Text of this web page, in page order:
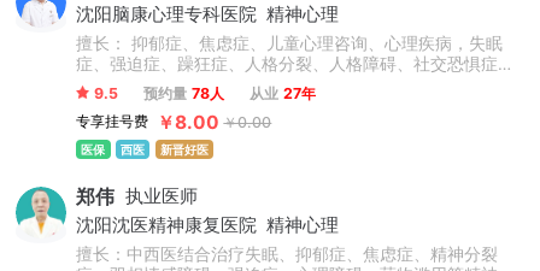
沈阳脑康心理专科医院 精神心理
擅长： 抑郁症、焦虑症、儿童心理咨询、心理疾病，失眠
症、强迫症、躁狂症、人格分裂、人格障碍、社交恐惧症等
各类精神心理问题，尤其是在精神心理疑难问题领域具有丰
富的行医经验，擅长运用中、西医结合的方法治疗精神心理
疾病。对精神疾病的治疗有着自己读到的见解。作为一位经
验丰富的精神科医生,柳跃新医生有着极强的洞察力和引导能
症下药。
9.5 预约量 78人 从业 27年
专享挂号费
￥8.00 ￥0.00
医保 西医 新晋好医
郑伟 执业医师
沈阳沈医精神康复医院 精神心理
擅长：中西医结合治疗失眠、抑郁症、焦虑症、精神分裂